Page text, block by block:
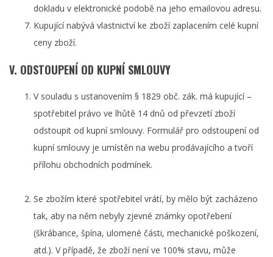
dokladu v elektronické podobě na jeho emailovou adresu.
Kupující nabývá vlastnictví ke zboží zaplacením celé kupní
ceny zboží.
V. ODSTOUPENÍ OD KUPNÍ SMLOUVY
V souladu s ustanovením § 1829 obč. zák. má kupující –
spotřebitel právo ve lhůtě 14 dnů od převzetí zboží
odstoupit od kupní smlouvy. Formulář pro odstoupení od
kupní smlouvy je umístěn na webu prodávajícího a tvoří
přílohu obchodních podmínek.
Se zbožím které spotřebitel vrátí, by mělo být zacházeno
tak, aby na něm nebyly zjevné známky opotřebení
(škrábance, špína, ulomené části, mechanické poškození,
atd.). V případě, že zboží není ve 100% stavu, může